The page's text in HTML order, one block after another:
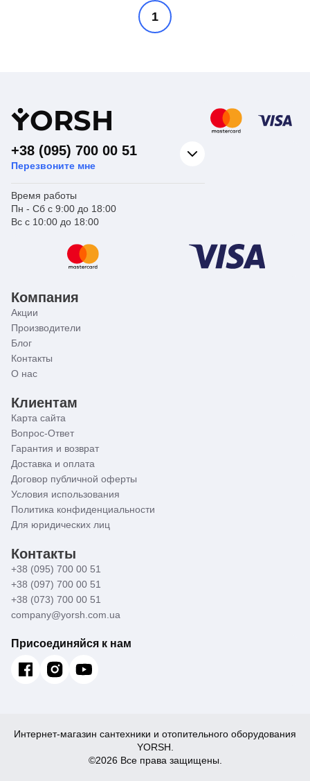
PLAMIX
1
YORSH
+38 (095) 700 00 51
Перезвоните мне
Время работы
Пн - Сб с 9:00 до 18:00
Вс с 10:00 до 18:00
Компания
Акции
Производители
Блог
Контакты
О нас
Клиентам
Карта сайта
Вопрос-Ответ
Гарантия и возврат
Доставка и оплата
Договор публичной оферты
Условия использования
Политика конфиденциальности
Для юридических лиц
Контакты
+38 (095) 700 00 51
+38 (097) 700 00 51
+38 (073) 700 00 51
company@yorsh.com.ua
Присоединяйся к нам
Интернет-магазин сантехники и отопительного оборудования
YORSH.
©2026 Все права защищены.